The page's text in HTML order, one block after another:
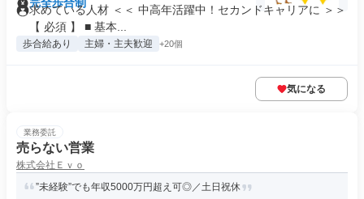
求めている人材 ＜＜ 中高年活躍中！セカンドキャリアに ＞＞
【 必須 】 ■ 基本...
歩合給あり 主婦・主夫歓迎 +20個
気になる
業務委託
売らない営業
株式会社Ｅｖｏ
”未経験”でも年収5000万円超え可◎／土日祝休